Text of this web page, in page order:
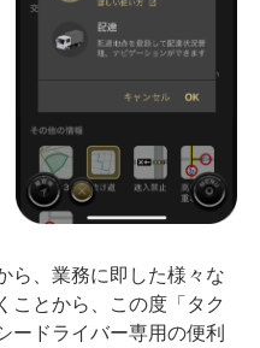
ら、業務に即した様々な
ことから、この度「タク
ードライバー専用の便利